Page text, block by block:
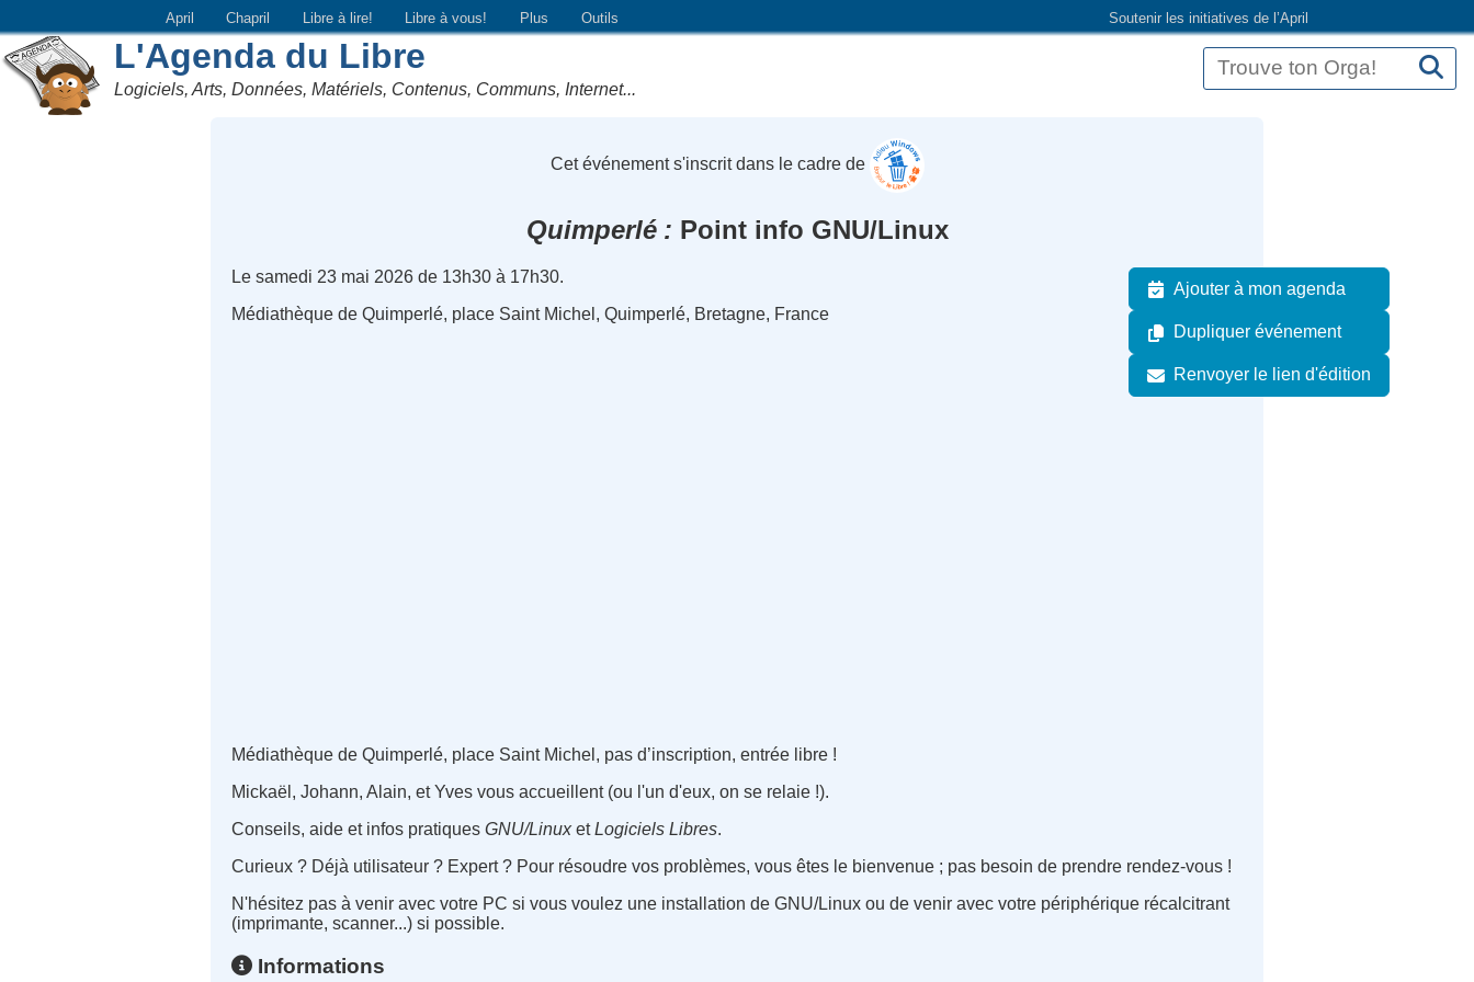
Soutenir les initiatives de l’April
April Chapril Libre à lire! Libre à vous! Plus Outils
L'Agenda du Libre
Logiciels, Arts, Données, Matériels, Contenus, Communs, Internet...
Cet événement s'inscrit dans le cadre de
Quimperlé Point info GNU/Linux
Ajouter à mon agenda
Dupliquer événement
Renvoyer le lien d'édition
Le samedi 23 mai 2026 de 13h30 à 17h30.
Médiathèque de Quimperlé, place Saint Michel, Quimperlé, Bretagne, France
Médiathèque de Quimperlé, place Saint Michel, pas d’inscription, entrée libre !
Mickaël, Johann, Alain, et Yves vous accueillent (ou l'un d'eux, on se relaie !).
Conseils, aide et infos pratiquesGNU/LinuxetLogiciels Libres.
Curieux ? Déjà utilisateur ? Expert ? Pour résoudre vos problèmes, vous êtes le bienvenue ; pas besoin de prendre rendez-vous !
N'hésitez pas à venir avec votre PC si vous voulez une installation de GNU/Linux ou de venir avec votre périphérique récalcitrant
(imprimante, scanner...) si possible.
Informations